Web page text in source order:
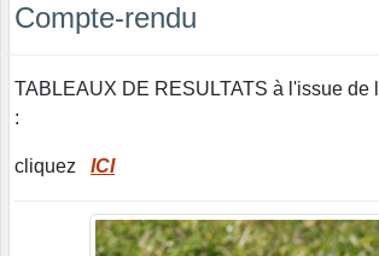
Compte-rendu
TABLEAUX DE RESULTATS à l'issue de
:
cliquez ICI